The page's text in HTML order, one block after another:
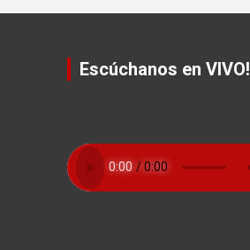
Escúchanos en VIVO!